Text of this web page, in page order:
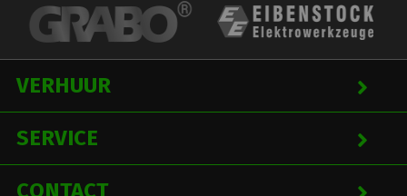
VERHUUR
SERVICE
CONTACT